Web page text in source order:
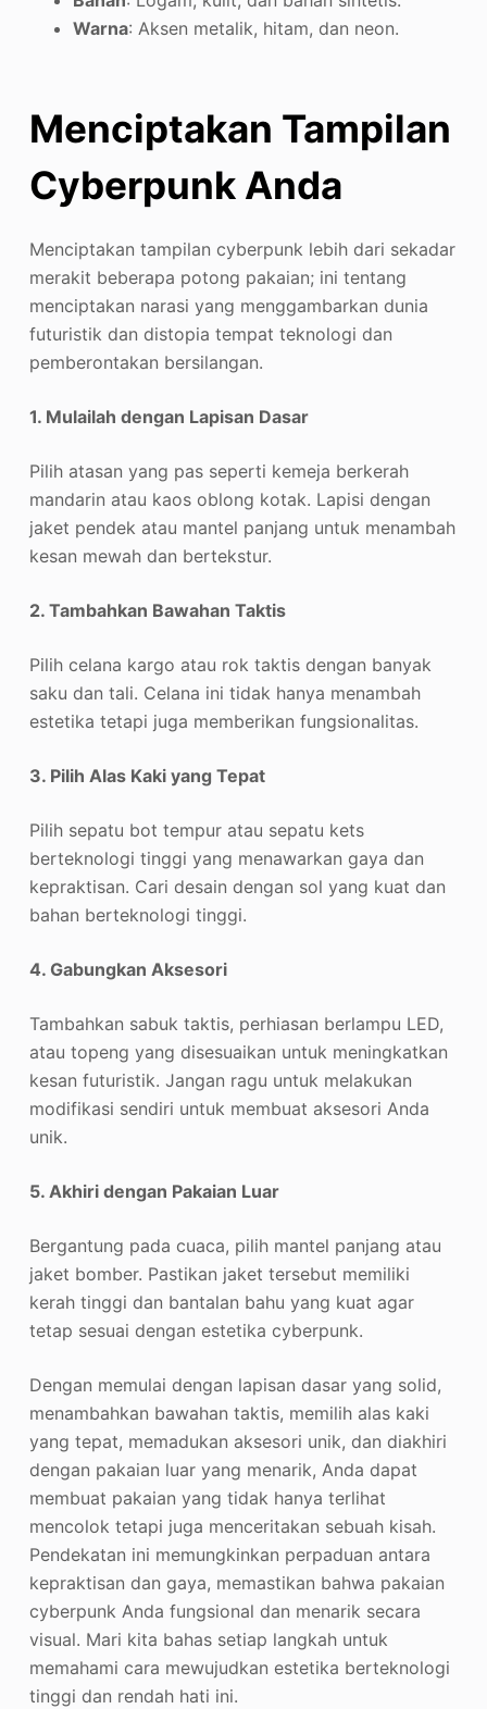
Warna: Aksen metalik, hitam, dan neon.
Menciptakan Tampilan
Cyberpunk Anda
Menciptakan tampilan cyberpunk lebih dari sekadar
merakit beberapa potong pakaian; ini tentang
menciptakan narasi yang menggambarkan dunia
futuristik dan distopia tempat teknologi dan
pemberontakan bersilangan.
1. Mulailah dengan Lapisan Dasar
Pilih atasan yang pas seperti kemeja berkerah
mandarin atau kaos oblong kotak. Lapisi dengan
jaket pendek atau mantel panjang untuk menambah
kesan mewah dan bertekstur.
2. Tambahkan Bawahan Taktis
Pilih celana kargo atau rok taktis dengan banyak
saku dan tali. Celana ini tidak hanya menambah
estetika tetapi juga memberikan fungsionalitas.
3. Pilih Alas Kaki yang Tepat
Pilih sepatu bot tempur atau sepatu kets
berteknologi tinggi yang menawarkan gaya dan
kepraktisan. Cari desain dengan sol yang kuat dan
bahan berteknologi tinggi.
4. Gabungkan Aksesori
Tambahkan sabuk taktis, perhiasan berlampu LED,
atau topeng yang disesuaikan untuk meningkatkan
kesan futuristik. Jangan ragu untuk melakukan
modifikasi sendiri untuk membuat aksesori Anda
unik.
5. Akhiri dengan Pakaian Luar
Bergantung pada cuaca, pilih mantel panjang atau
jaket bomber. Pastikan jaket tersebut memiliki
kerah tinggi dan bantalan bahu yang kuat agar
tetap sesuai dengan estetika cyberpunk.
Dengan memulai dengan lapisan dasar yang solid,
menambahkan bawahan taktis, memilih alas kaki
yang tepat, memadukan aksesori unik, dan diakhiri
dengan pakaian luar yang menarik, Anda dapat
membuat pakaian yang tidak hanya terlihat
mencolok tetapi juga menceritakan sebuah kisah.
Pendekatan ini memungkinkan perpaduan antara
kepraktisan dan gaya, memastikan bahwa pakaian
cyberpunk Anda fungsional dan menarik secara
visual. Mari kita bahas setiap langkah untuk
memahami cara mewujudkan estetika berteknologi
tinggi dan rendah hati ini.